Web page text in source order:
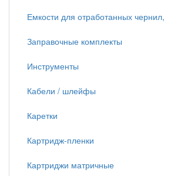
Емкости для отработанных чернил,
Заправочные комплекты
Инструменты
Кабели / шлейфы
Каретки
Картридж-пленки
Картриджи матричные